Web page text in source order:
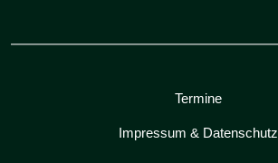
Termine
Impressum & Datenschutz